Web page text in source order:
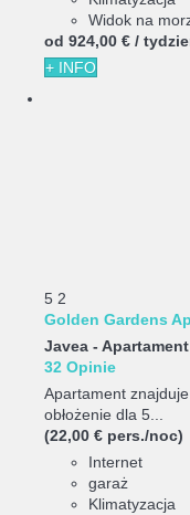
Widok na
od 924,00 € /
+ INFO
5 2
Golden Gardens
Javea - Apartament
32 Opinie
Apartament
obłożenie dla 5...
(22,00 € pers./noc)
Internet
garaż
Klimatyzacja